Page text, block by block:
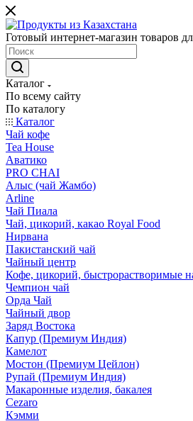
Готовый интернет-магазин товаров
Каталог
По всему сайту
По каталогу
Каталог
Чай кофе
Tea House
Аватико
PRO CHAI
Алыс (чай Жамбо)
Arline
Чай Пиала
Чай, цикорий, какао Royal Food
Нирвана
Пакистанский чай
Чайный центр
Кофе, цикорий, быстрорастворимые
Чемпион чай
Орда Чай
Чайный двор
Заряд Востока
Капур (Премиум Индия)
Камелот
Мостон (Премиум Цейлон)
Рупай (Премиум Индия)
Макаронные изделия, бакалея
Cezaro
Кэмми